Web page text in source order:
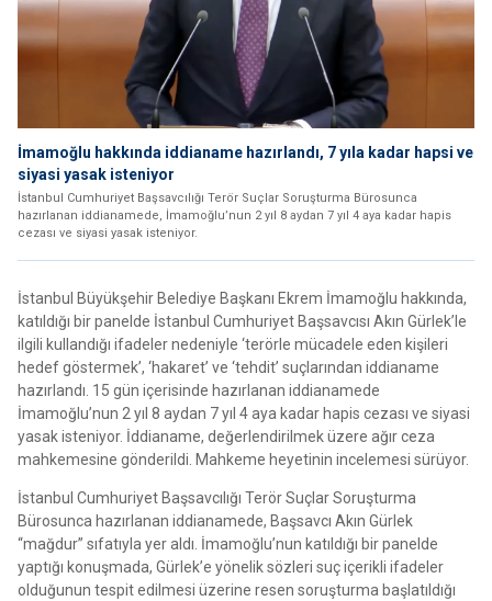
İmamoğlu hakkında iddianame hazırlandı, 7 yıla kadar hapsi ve
siyasi yasak isteniyor
İstanbul Cumhuriyet Başsavcılığı Terör Suçlar Soruşturma Bürosunca
hazırlanan iddianamede, İmamoğlu’nun 2 yıl 8 aydan 7 yıl 4 aya kadar hapis
cezası ve siyasi yasak isteniyor.
İstanbul Büyükşehir Belediye Başkanı Ekrem İmamoğlu hakkında,
katıldığı bir panelde İstanbul Cumhuriyet Başsavcısı Akın Gürlek’le
ilgili kullandığı ifadeler nedeniyle ‘terörle mücadele eden kişileri
hedef göstermek’, ‘hakaret’ ve ‘tehdit’ suçlarından iddianame
hazırlandı. 15 gün içerisinde hazırlanan iddianamede
İmamoğlu’nun 2 yıl 8 aydan 7 yıl 4 aya kadar hapis cezası ve siyasi
yasak isteniyor. İddianame, değerlendirilmek üzere ağır ceza
mahkemesine gönderildi. Mahkeme heyetinin incelemesi sürüyor.
İstanbul Cumhuriyet Başsavcılığı Terör Suçlar Soruşturma
Bürosunca hazırlanan iddianamede, Başsavcı Akın Gürlek
“mağdur” sıfatıyla yer aldı. İmamoğlu’nun katıldığı bir panelde
yaptığı konuşmada, Gürlek’e yönelik sözleri suç içerikli ifadeler
olduğunun tespit edilmesi üzerine resen soruşturma başlatıldığı